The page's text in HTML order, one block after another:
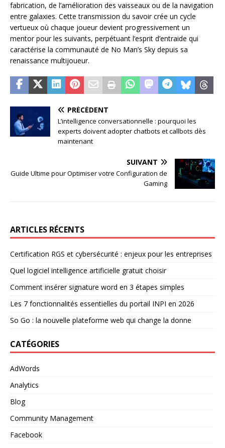
fabrication, de l’amélioration des vaisseaux ou de la navigation
entre galaxies. Cette transmission du savoir crée un cycle
vertueux où chaque joueur devient progressivement un
mentor pour les suivants, perpétuant l’esprit d’entraide qui
caractérise la communauté de No Man’s Sky depuis sa
renaissance multijoueur.
PRÉCÉDENT
L’intelligence conversationnelle : pourquoi les
experts doivent adopter chatbots et callbots dès
maintenant
SUIVANT
Guide Ultime pour Optimiser votre Configuration de
Gaming
ARTICLES RÉCENTS
Certification RGS et cybersécurité : enjeux pour les entreprises
Quel logiciel intelligence artificielle gratuit choisir
Comment insérer signature word en 3 étapes simples
Les 7 fonctionnalités essentielles du portail INPI en 2026
So Go : la nouvelle plateforme web qui change la donne
CATÉGORIES
AdWords
Analytics
Blog
Community Management
Facebook